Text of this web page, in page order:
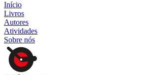
Início
Livros
Autores
Atividades
Sobre nós